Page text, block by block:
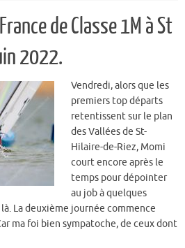
de Classe 1M à St
2022.
Vendredi, alors que les
premiers top départs
retentissent sur le plan
des Vallées de St-
Hilaire-de-Riez, Momi
court encore après le
temps pour dépointer
au job à quelques
La deuxième journée commence
ma foi bien sympatoche, de ceux dont